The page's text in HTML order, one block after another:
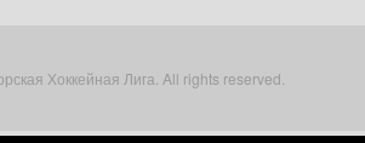
Хоккейная Лига. All rights reserved.